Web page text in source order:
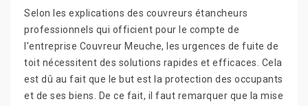
Selon les explications des couvreurs étancheurs
professionnels qui officient pour le compte de
l'entreprise Couvreur Meuche, les urgences de fuite de
toit nécessitent des solutions rapides et efficaces. Cela
est dû au fait que le but est la protection des occupants
et de ses biens. De ce fait, il faut remarquer que la mise